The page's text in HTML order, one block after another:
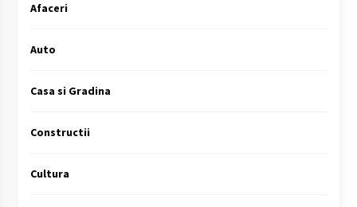
Afaceri
Auto
Casa si Gradina
Constructii
Cultura